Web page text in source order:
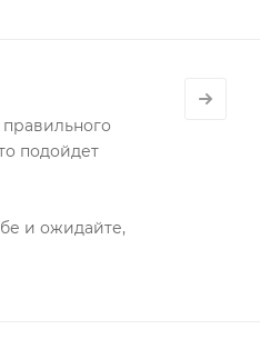
подойдет
и ожидайте,